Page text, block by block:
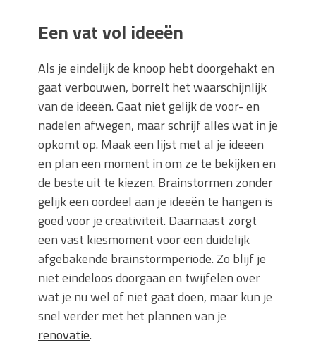
Een vat vol ideeën
Als je eindelijk de knoop hebt doorgehakt en
gaat verbouwen, borrelt het waarschijnlijk
van de ideeën. Gaat niet gelijk de voor- en
nadelen afwegen, maar schrijf alles wat in je
opkomt op. Maak een lijst met al je ideeën
en plan een moment in om ze te bekijken en
de beste uit te kiezen. Brainstormen zonder
gelijk een oordeel aan je ideeën te hangen is
goed voor je creativiteit. Daarnaast zorgt
een vast kiesmoment voor een duidelijk
afgebakende brainstormperiode. Zo blijf je
niet eindeloos doorgaan en twijfelen over
wat je nu wel of niet gaat doen, maar kun je
snel verder met het plannen van je
renovatie.